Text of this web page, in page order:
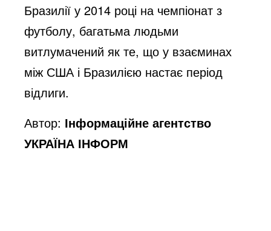
Бразилії у 2014 році на чемпіонат з
футболу, багатьма людьми
витлумачений як те, що у взаєминах
між США і Бразилією настає період
відлиги.
Автор: Інформаційне агентство
УКРАЇНА ІНФОРМ